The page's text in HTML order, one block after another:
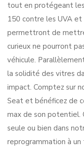
tout en protégeant
150 contre les UVA et
permettront de
curieux ne pourront
véhicule.
la solidité des vitres
impact. Comptez sur
Seat et bénéficez de
max de son
seule ou bien dans
reprogrammation à